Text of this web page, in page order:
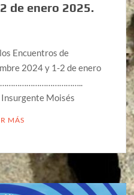
de enero 2025.
Encuentros de
2024 y 1-2 de enero
Moisés
MÁS